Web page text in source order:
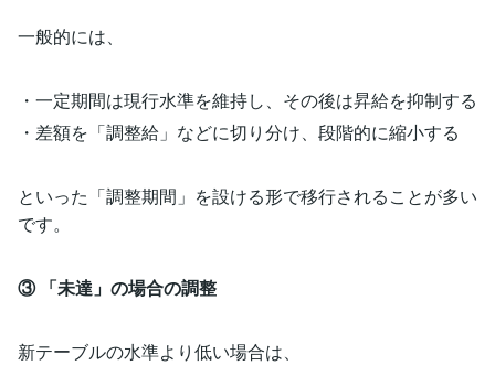
一般的には、
・一定期間は現行水準を維持し、その後は昇給を抑制する
・差額を「調整給」などに切り分け、段階的に縮小する
といった「調整期間」を設ける形で移行されることが多い
です。
③ 「未達」の場合の調整
新テーブルの水準より低い場合は、